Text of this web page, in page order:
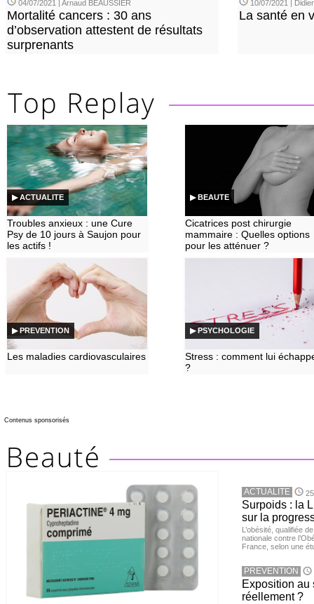
04/07/2021 | Arnaud BEAUSSIER
Mortalité cancers : 30 ans
d’observation attestent de résultats
surprenants
10/07/2021 |
La santé en
▶ ACTUALITE
Troubles anxieux : une Cure
Psy de 10 jours à Saujon pour
les actifs !
▶ BEAUTE
Cicatrices post chirurgie
mammaire : Quelles options
pour les atténuer ?
▶ PREVENTION
Les maladies cardiovasculaires
▶ PSYCHOLOGIE
Stress : comment lui
?
Contenus sponsorisés
ACTUALITE
Surpoids : la
sur la
L’obésité, qualifiée
nationale contre
France, selon une
PREVENTION
Exposition au
réellement ?